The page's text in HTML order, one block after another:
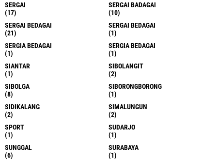
SERGAI
(17)
SERGAI BADAGAI
(10)
SERGAI BEDAGAI
(21)
SERGAI BEDAGAI
(1)
SERGIA BEDAGAI
(1)
SERGIA BEDAGAI
(1)
SIANTAR
(1)
SIBOLANGIT
(2)
SIBOLGA
(8)
SIBORONGBORONG
(1)
SIDIKALANG
(2)
SIMALUNGUN
(2)
SPORT
(1)
SUDARJO
(1)
SUNGGAL
(6)
SURABAYA
(1)